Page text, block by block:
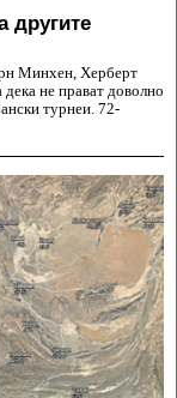
другите
Минхен, Херберт
не прават доволно
турнеи. 72-